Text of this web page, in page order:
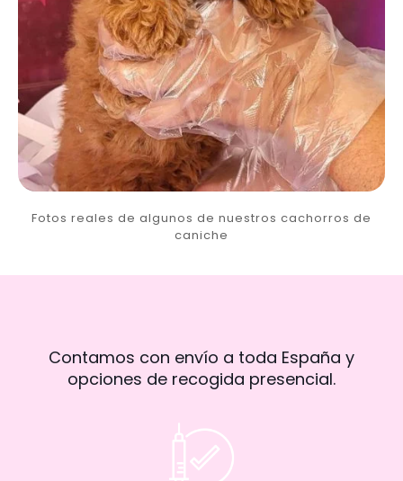
Fotos reales de algunos de nuestros cachorros de
caniche
Contamos con envío a toda España y
opciones de recogida presencial.